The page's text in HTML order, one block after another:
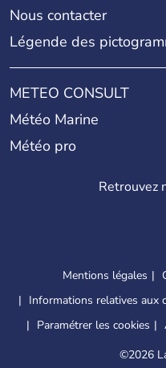
Nous contacter
Légende des
METEO CONSULT
Météo Marine
Météo pro
Retrouvez
Mentions légales
Informations relatives aux
Paramétrer les cookies
©2026